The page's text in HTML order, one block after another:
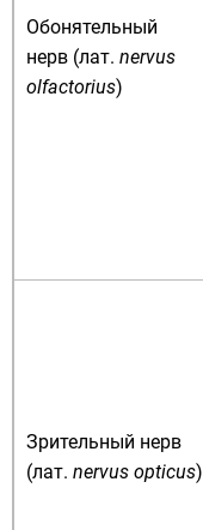
Обонятельный
нерв (лат. nervus
olfactorius)
Зрительный нерв
(лат. nervus opticus)